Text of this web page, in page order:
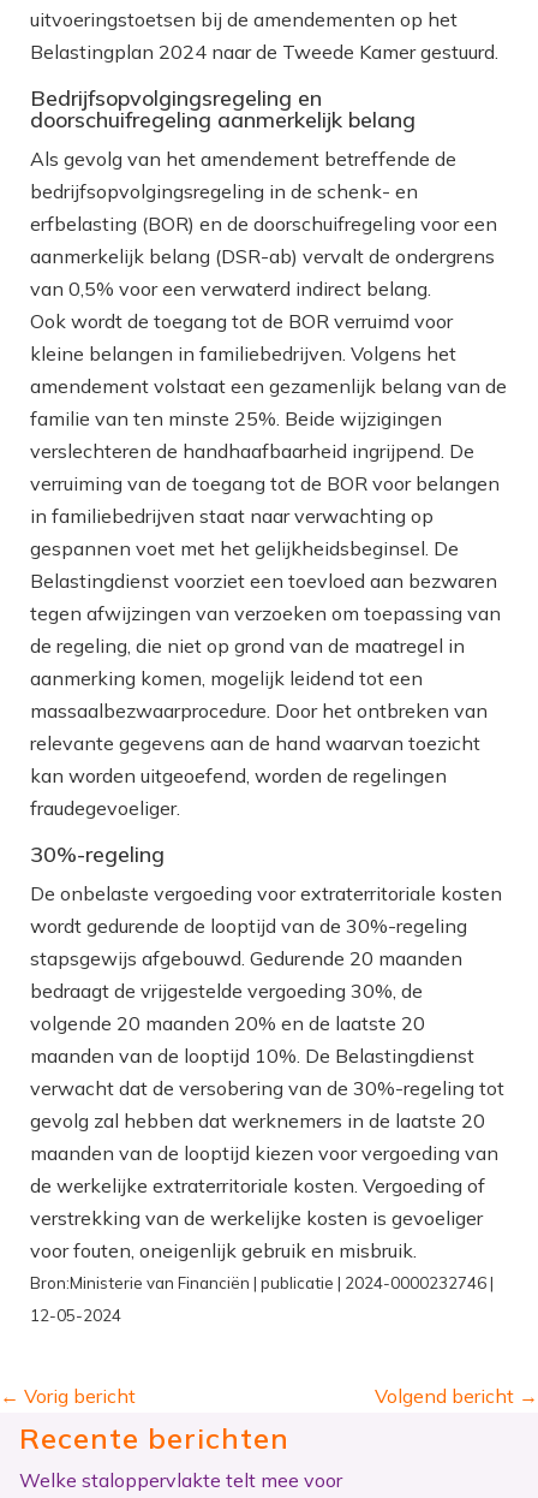
uitvoeringstoetsen bij de amendementen op het
Belastingplan 2024 naar de Tweede Kamer gestuurd.
Bedrijfsopvolgingsregeling en
doorschuifregeling aanmerkelijk belang
Als gevolg van het amendement betreffende de
bedrijfsopvolgingsregeling in de schenk- en
erfbelasting (BOR) en de doorschuifregeling voor een
aanmerkelijk belang (DSR-ab) vervalt de ondergrens
van 0,5% voor een verwaterd indirect belang.
Ook wordt de toegang tot de BOR verruimd voor
kleine belangen in familiebedrijven. Volgens het
amendement volstaat een gezamenlijk belang van de
familie van ten minste 25%. Beide wijzigingen
verslechteren de handhaafbaarheid ingrijpend. De
verruiming van de toegang tot de BOR voor belangen
in familiebedrijven staat naar verwachting op
gespannen voet met het gelijkheidsbeginsel. De
Belastingdienst voorziet een toevloed aan bezwaren
tegen afwijzingen van verzoeken om toepassing van
de regeling, die niet op grond van de maatregel in
aanmerking komen, mogelijk leidend tot een
massaalbezwaarprocedure. Door het ontbreken van
relevante gegevens aan de hand waarvan toezicht
kan worden uitgeoefend, worden de regelingen
fraudegevoeliger.
30%-regeling
De onbelaste vergoeding voor extraterritoriale kosten
wordt gedurende de looptijd van de 30%-regeling
stapsgewijs afgebouwd. Gedurende 20 maanden
bedraagt de vrijgestelde vergoeding 30%, de
volgende 20 maanden 20% en de laatste 20
maanden van de looptijd 10%. De Belastingdienst
verwacht dat de versobering van de 30%-regeling tot
gevolg zal hebben dat werknemers in de laatste 20
maanden van de looptijd kiezen voor vergoeding van
de werkelijke extraterritoriale kosten. Vergoeding of
verstrekking van de werkelijke kosten is gevoeliger
voor fouten, oneigenlijk gebruik en misbruik.
Bron:Ministerie van Financiën | publicatie | 2024-0000232746 |
12-05-2024
← Vorig bericht Volgend bericht →
Recente berichten
Welke staloppervlakte telt mee voor